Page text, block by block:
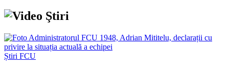
Știri FCU